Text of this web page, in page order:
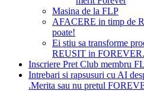
Masina de la FLP
AFACERE in timp de
poate!
Ei stiu sa transforme
REUSIT in FOREVER.
Inscriere Pret Club membru
Intrebari si rapsusuri cu AI
.Merita sau nu pretul